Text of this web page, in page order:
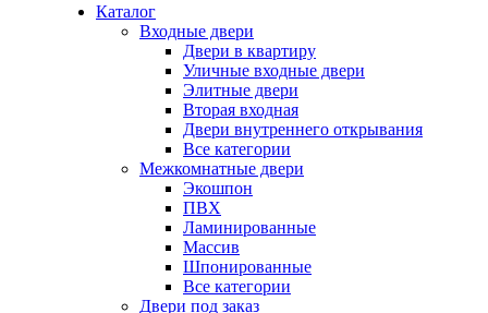
Каталог
Входные двери
Двери в квартиру
Уличные входные двери
Элитные двери
Вторая входная
Двери внутреннего открывания
Все категории
Межкомнатные двери
Экошпон
ПВХ
Ламинированные
Массив
Шпонированные
Все категории
Двери под заказ